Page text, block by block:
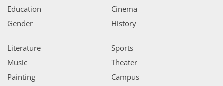
Education
Gender
Cinema
History
Literature
Music
Painting
Sports
Theater
Campus